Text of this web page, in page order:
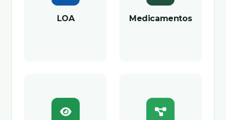
LOA Medicamentos